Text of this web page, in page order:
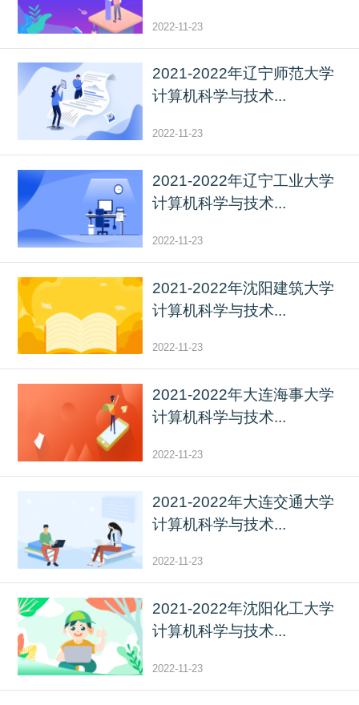
2022-11-23
2021-2022年辽宁师范大学
计算机科学与技术...
2022-11-23
2021-2022年辽宁工业大学
计算机科学与技术...
2022-11-23
2021-2022年沈阳建筑大学
计算机科学与技术...
2022-11-23
2021-2022年大连海事大学
计算机科学与技术...
2022-11-23
2021-2022年大连交通大学
计算机科学与技术...
2022-11-23
2021-2022年沈阳化工大学
计算机科学与技术...
2022-11-23